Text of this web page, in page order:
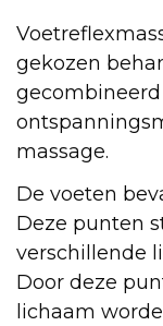
gekozen
massage.
De voeten
Deze punten
verschillende
Door deze
lichaam